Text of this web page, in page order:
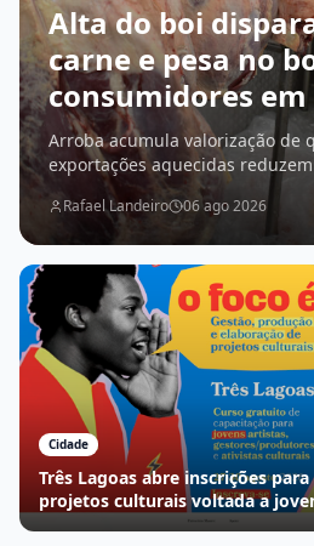
Alta do boi
carne e pesa no
consumidores em
Arroba acumula valorização de
exportações aquecidas
interno e cortes chegam a ficar
caros
Rafael Landeiro 06 ago 2026
Cidade
Três Lagoas abre inscrições
projetos culturais voltada a